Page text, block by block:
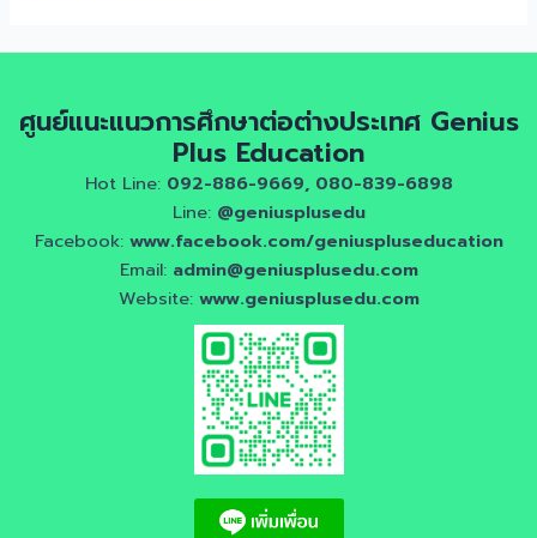
ศูนย์แนะแนวการศึกษาต่อต่างประเทศ Genius
Plus Education
Hot Line: 092-886-9669, 080-839-6898
Line: @geniusplusedu
Facebook: www.facebook.com/geniuspluseducation
Email: admin@geniusplusedu.com
Website: www.geniusplusedu.com